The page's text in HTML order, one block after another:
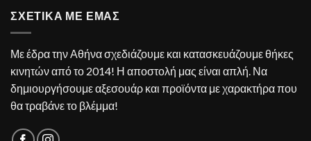
ΣΧΕΤΙΚΑ ΜΕ ΕΜΑΣ
Με έδρα την Αθήνα σχεδιάζουμε και κατασκευάζουμε θήκες
κινητών από το 2014! Η αποστολή μας είναι απλή. Να
δημιουργήσουμε αξεσουάρ και προϊόντα με χαρακτήρα που
θα τραβάνε το βλέμμα!